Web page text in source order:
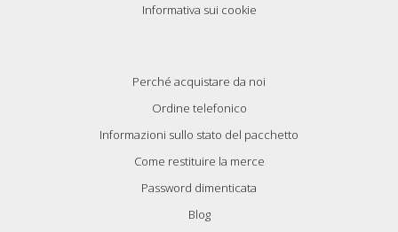
Informativa sui cookie
Perché acquistare da noi
Ordine telefonico
Informazioni sullo stato del pacchetto
Come restituire la merce
Password dimenticata
Blog